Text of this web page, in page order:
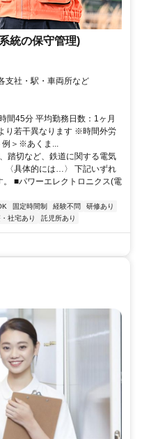
統の保守管理)
支社・駅・車両所など
間45分 平均勤務日数：1ヶ月
り若干異なります ※時間外労
＞※あくま...
踏切など、鉄道に関する電気
〈具体的には…〉 下記いずれ
■パワーエレクトロニクス(電
固定時間制 経験不問
研修あり
社宅あり 託児所あり